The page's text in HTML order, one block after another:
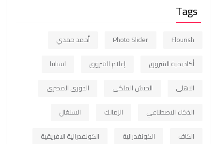
Tags
Flourish
Photo Slider
أحمد حمدي
أكاديمية الشروق
إعلام الشروق
اسبانيا
الاهلي
الجيش الملكي
الدوري المصري
الذكاء الاصطناعي
الزمالك
السنغال
الكاف
الكونفدرالية
الكونفدرالية الافريقية